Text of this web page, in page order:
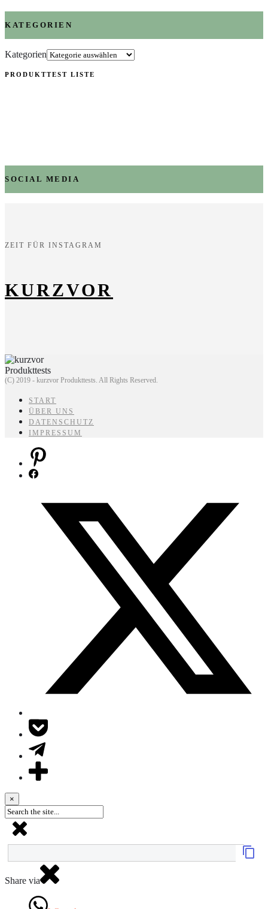
KATEGORIEN
Kategorien
PRODUKTTEST LISTE
SOCIAL MEDIA
ZEIT FÜR INSTAGRAM
KURZVOR
(C) 2019 - kurzvor Produkttests. All Rights Reserved.
START
ÜBER UNS
DATENSCHUTZ
IMPRESSUM
×
Share via